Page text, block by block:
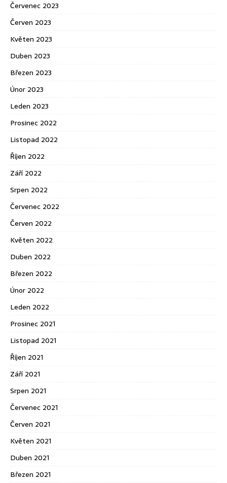
Červenec 2023
Červen 2023
Květen 2023
Duben 2023
Březen 2023
Únor 2023
Leden 2023
Prosinec 2022
Listopad 2022
Říjen 2022
Září 2022
Srpen 2022
Červenec 2022
Červen 2022
Květen 2022
Duben 2022
Březen 2022
Únor 2022
Leden 2022
Prosinec 2021
Listopad 2021
Říjen 2021
Září 2021
Srpen 2021
Červenec 2021
Červen 2021
Květen 2021
Duben 2021
Březen 2021